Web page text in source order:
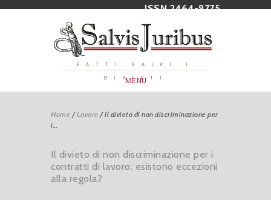
ISSN 2464-9775
FATTI SALVI I
DIRITTI
MENU
Home /Lavoro /Il divieto di non discriminazione per
i...
Il divieto di non discriminazione per i
contratti di lavoro: esistono eccezioni
alla regola?